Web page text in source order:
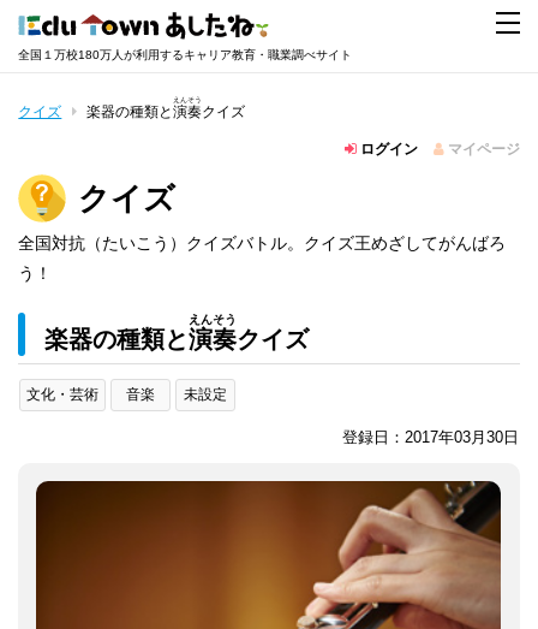
全国１万校180万人が利用するキャリア教育・職業調べサイト
クイズ 楽器の種類と演奏
えんそう
クイズ
ログイン マイページ
クイズ
全国対抗（たいこう）クイズバトル。クイズ王めざしてがんばろ
う！
楽器の種類と演奏
えんそう
クイズ
文化・芸術 音楽 未設定
登録日：2017年03月30日